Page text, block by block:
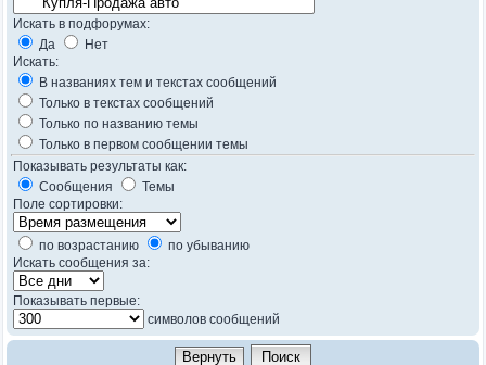
Искать в подфорумах:
Да
Нет
Искать:
В названиях тем и текстах сообщений
Только в текстах сообщений
Только по названию темы
Только в первом сообщении темы
Показывать результаты как:
Сообщения
Темы
Поле сортировки:
по возрастанию
по убыванию
Искать сообщения за:
Показывать первые:
символов сообщений